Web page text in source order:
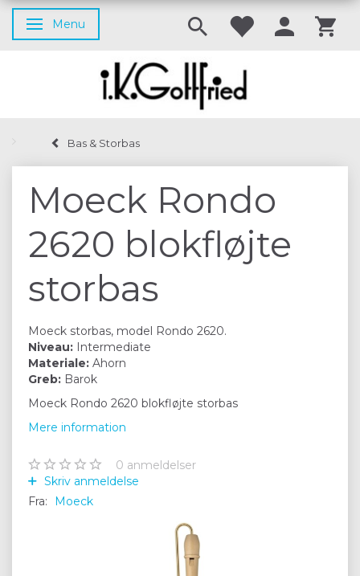
Skifte navigation
Menu
Bas & Storbas
Moeck Rondo
2620 blokfløjte
storbas
Moeck storbas, model Rondo 2620.
Niveau: Intermediate
Materiale: Ahorn
Greb: Barok
Moeck Rondo 2620 blokfløjte storbas
Mere information
0 anmeldelser
Skriv anmeldelse
Fra:
Moeck